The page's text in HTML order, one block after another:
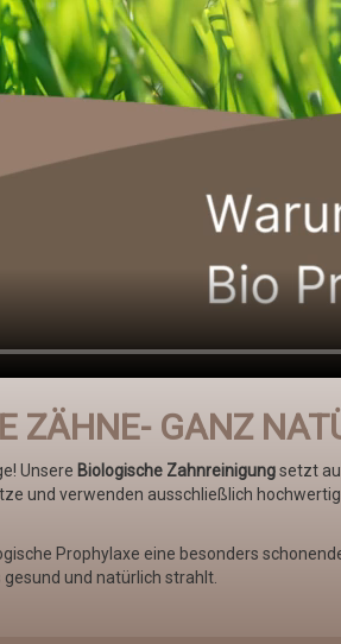
ZÄHNE- GANZ
Unsere Biologische Zahnreinigungsetzt
und verwenden ausschließlich
Prophylaxe eine besonders
gesund und natürlich strahlt.